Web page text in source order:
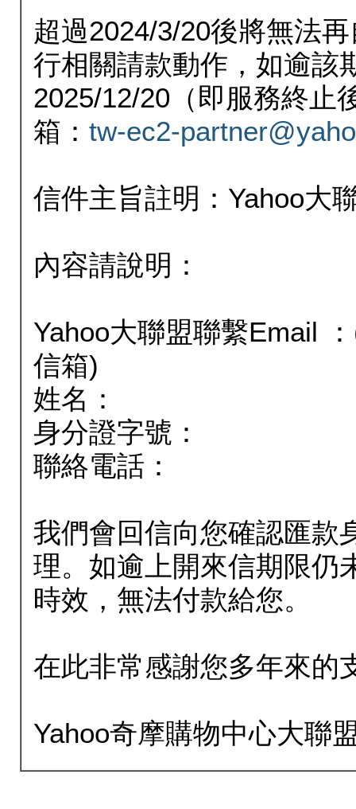
超過2024/3/20後將無法
行相關請款動作，如逾該
2025/12/20（即服務終止
箱： tw-ec2-
信件主旨註明：Yahoo大
內容請說明：
Yahoo大聯盟聯繫Email
信箱)
姓名：
身分證字號：
聯絡電話：
我們會回信向您確認匯款
理。如逾上開來信期限仍
時效，無法付款給您。
在此非常感謝您多年來的
Yahoo奇摩購物中心大